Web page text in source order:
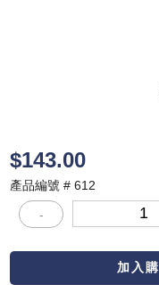
$143.00
產品編號 # 612
-